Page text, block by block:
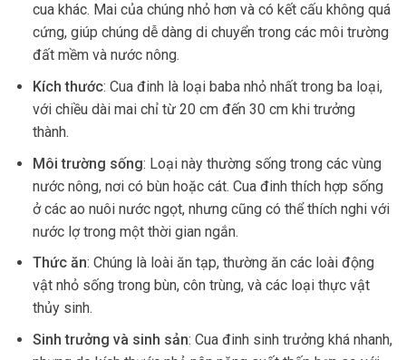
cua khác. Mai của chúng nhỏ hơn và có kết cấu không quá
cứng, giúp chúng dễ dàng di chuyển trong các môi trường
đất mềm và nước nông.
Kích thước: Cua đinh là loại baba nhỏ nhất trong ba loại,
với chiều dài mai chỉ từ 20 cm đến 30 cm khi trưởng
thành.
Môi trường sống: Loại này thường sống trong các vùng
nước nông, nơi có bùn hoặc cát. Cua đinh thích hợp sống
ở các ao nuôi nước ngọt, nhưng cũng có thể thích nghi với
nước lợ trong một thời gian ngắn.
Thức ăn: Chúng là loài ăn tạp, thường ăn các loài động
vật nhỏ sống trong bùn, côn trùng, và các loại thực vật
thủy sinh.
Sinh trưởng và sinh sản: Cua đinh sinh trưởng khá nhanh,